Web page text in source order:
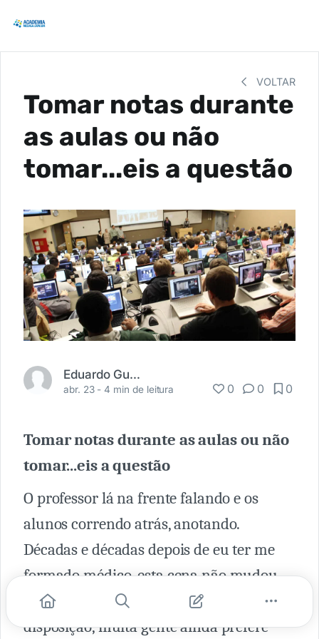
VOLTAR
Tomar notas durante
as aulas ou não
tomar...eis a questão
Eduardo Guagliardi
abr. 23 -4 min de leitura 0 0 0
Tomar notas durante as aulas ou não
tomar...eis a questão
O professor lá na frente falando e os
alunos correndo atrás, anotando.
Décadas e décadas depois de eu ter me
formado médico, esta cena não mudou
muito. Mesmo com laptops e tablets à
disposição, muita gente ainda prefere